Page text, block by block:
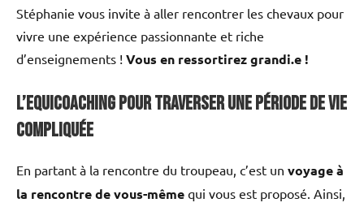
Stéphanie vous invite à aller rencontrer les chevaux pour
vivre une expérience passionnante et riche
d’enseignements ! Vous en ressortirez grandi.e !
L’Equicoaching pour traverser une période de vie
compliquée
En partant à la rencontre du troupeau, c’est un voyage à
la rencontre de vous-même qui vous est proposé. Ainsi,